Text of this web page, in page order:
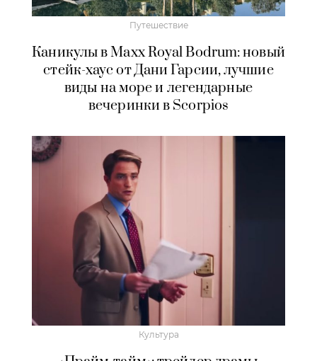
Путешествие
Каникулы в Maxx Royal Bodrum: новый
стейк-хаус от Дани Гарсии, лучшие
виды на море и легендарные
вечеринки в Scorpios
Культура